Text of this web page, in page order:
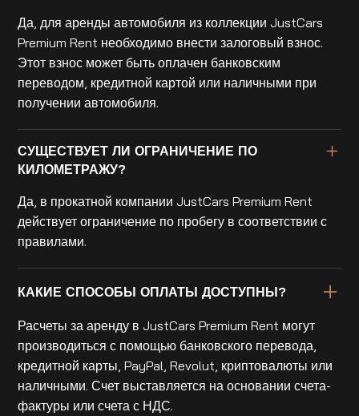
Да, для аренды автомобиля из коллекции JustCars
Premium Rent необходимо внести залоговый взнос.
Этот взнос может быть оплачен банковским
переводом, кредитной картой или наличными при
получении автомобиля.
СУЩЕСТВУЕТ ЛИ ОГРАНИЧЕНИЕ ПО
КИЛОМЕТРАЖУ?
Да, в прокатной компании JustCars Premium Rent
действует ограничение по пробегу в соответствии с
правилами.
КАКИЕ СПОСОБЫ ОПЛАТЫ ДОСТУПНЫ?
Расчеты за аренду в JustCars Premium Rent могут
производиться с помощью банковского перевода,
кредитной карты, PayPal, Revolut, криптовалюты или
наличными. Счет выставляется на основании счета-
фактуры или счета с НДС.